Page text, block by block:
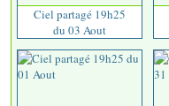
Ciel partagé 19h25
du 03 Aout